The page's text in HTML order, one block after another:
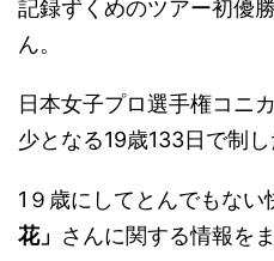
記録ずくめのツアー初優
ん。
日本女子プロ選手権コニ
少となる19歳133日で制し
1９歳にしてとんでもない
花」 さんに関する情報を